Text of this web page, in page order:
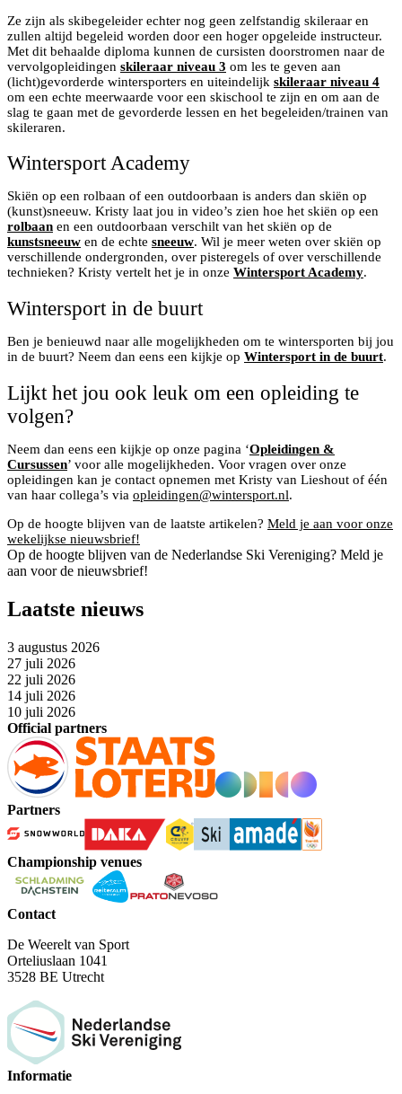
Ze zijn als skibegeleider echter nog geen zelfstandig skileraar en
zullen altijd begeleid worden door een hoger opgeleide instructeur.
Met dit behaalde diploma kunnen de cursisten doorstromen naar de
vervolgopleidingen skileraar niveau 3 om les te geven aan
(licht)gevorderde wintersporters en uiteindelijk skileraar niveau 4
om een echte meerwaarde voor een skischool te zijn en om aan de
slag te gaan met de gevorderde lessen en het begeleiden/trainen van
skileraren.
Wintersport Academy
Skiën op een rolbaan of een outdoorbaan is anders dan skiën op
(kunst)sneeuw. Kristy laat jou in video’s zien hoe het skiën op een
rolbaan en een outdoorbaan verschilt van het skiën op de
kunstsneeuw en de echte sneeuw. Wil je meer weten over skiën op
verschillende ondergronden, over pisteregels of over verschillende
technieken? Kristy vertelt het je in onze Wintersport Academy.
Wintersport in de buurt
Ben je benieuwd naar alle mogelijkheden om te wintersporten bij jou
in de buurt? Neem dan eens een kijkje op Wintersport in de buurt.
Lijkt het jou ook leuk om een opleiding te
volgen?
Neem dan eens een kijkje op onze pagina ‘Opleidingen &
Cursussen’ voor alle mogelijkheden. Voor vragen over onze
opleidingen kan je contact opnemen met Kristy van Lieshout of één
van haar collega’s via opleidingen@wintersport.nl.
Op de hoogte blijven van de laatste artikelen? Meld je aan voor onze
wekelijkse nieuwsbrief!
Op de hoogte blijven van de Nederlandse Ski Vereniging? Meld je
aan voor de nieuwsbrief!
Laatste nieuws
3 augustus 2026
27 juli 2026
22 juli 2026
14 juli 2026
10 juli 2026
Official partners
Partners
Championship venues
Contact
De Weerelt van Sport
Orteliuslaan 1041
3528 BE Utrecht
Informatie